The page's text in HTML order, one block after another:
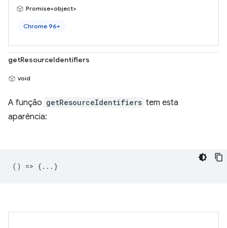
Promise<object>
Chrome 96+
getResourceIdentifiers
void
A função getResourceIdentifiers tem esta
aparência:
() => {...}